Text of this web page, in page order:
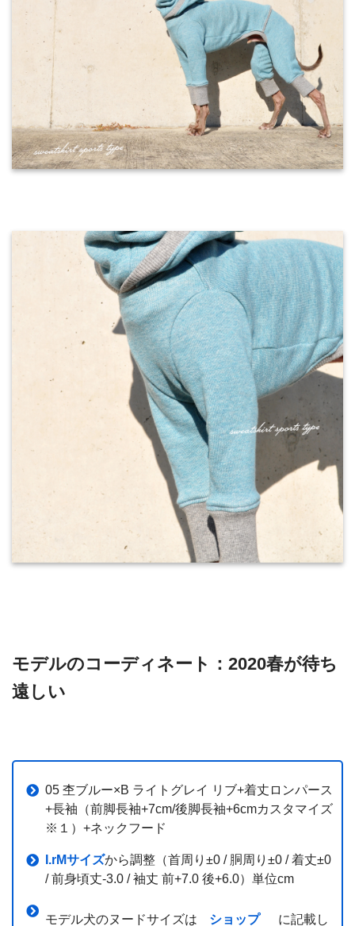
モデルのコーディネート：2020春が待ち
遠しい
05 杢ブルー×B ライトグレイ リブ+着丈ロンパース
+長袖（前脚長袖+7cm/後脚長袖+6cmカスタマイズ
※１）+ネックフード
I.rMサイズから調整（首周り±0 / 胴周り±0 / 着丈±0
/ 前身頃丈-3.0 / 袖丈 前+7.0 後+6.0）単位cm
モデル犬のヌードサイズは ショップ に記載し